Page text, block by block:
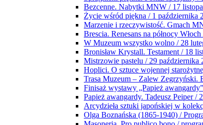
Bezcenne. Nabytki MNW / 17
Życie wśród piękna / 1 października
Marzenie i rzeczywistość. Gmach
Brescia. Renesans na północy
W Muzeum wszystko wolno / 28
Bronisław Krystall. Testament / 18
Mistrzowie pastelu / 29 października
Hoplici. O sztuce wojennej
Trasa Muzeum – Zalew Zegrzyński.
Finisaż wystawy „Papież
Papież awangardy. Tadeusz Peiper /
Arcydzieła sztuki japońskiej w
Olga Boznańska (1865-1940) /